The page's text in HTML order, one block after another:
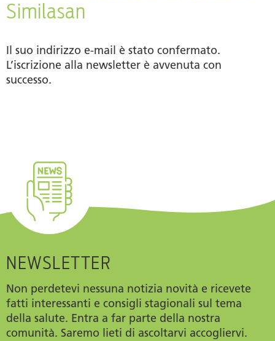
Similasan
Il suo indirizzo e-mail è stato confermato.
L’iscrizione alla newsletter è avvenuta con
successo.
NEWSLETTER
Non perdetevi nessuna notizia novità e ricevete
fatti interessanti e consigli stagionali sul tema
della salute. Entra a far parte della nostra
comunità. Saremo lieti di ascoltarvi accogliervi.